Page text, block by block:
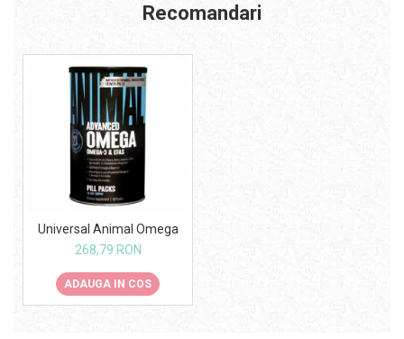
Recomandari
Universal Animal Omega
268,79 RON
ADAUGA IN COS